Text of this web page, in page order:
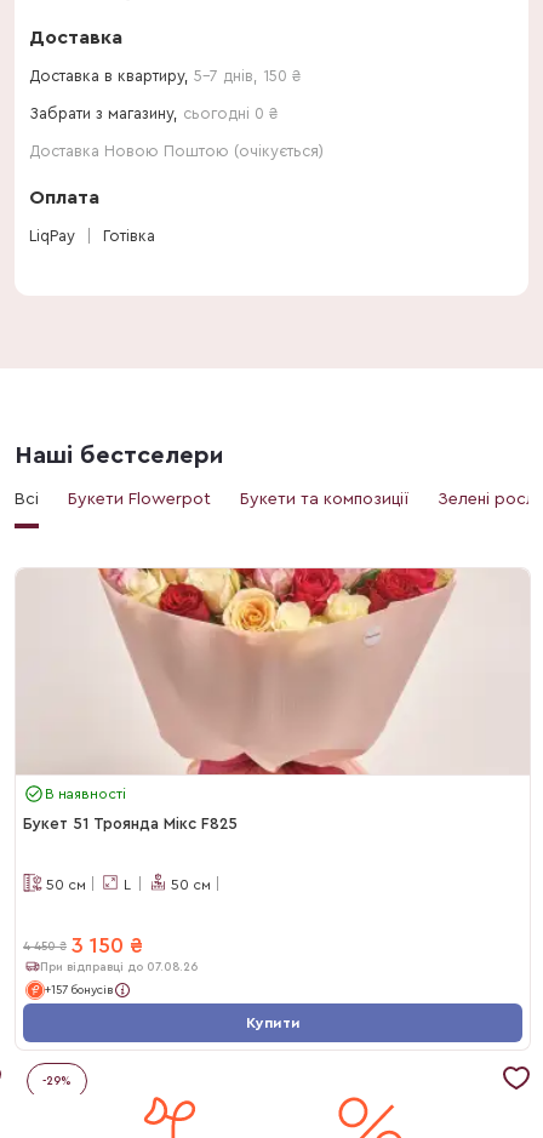
Доставка
Доставка в квартиру, 5-7 днів 150 ₴
Забрати з магазину, сьогодні 0 ₴
Доставка Новою Поштою (очікується)
Оплата
LiqPay Готівка
Наші бестселери
Всі Букети Flowerpot Букети та композиції Зелені
В наявності
Букет 51 Троянда Мікс F825
50 см L 50 см
4 450 ₴ 3 150 ₴
При відправці до 07.08.26
+157 бонусів
Купити
-29%